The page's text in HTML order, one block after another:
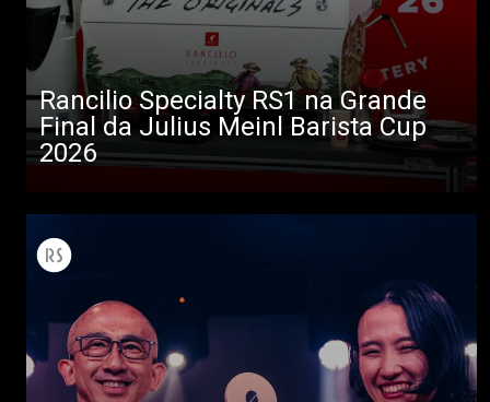
Rancilio Specialty RS1 na Grande
Final da Julius Meinl Barista Cup
2026